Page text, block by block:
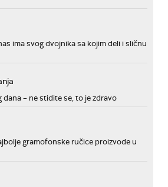
ima svog dvojnika sa kojim deli i sličnu
– ne stidite se, to je zdravo
gramofonske ručice proizvode u